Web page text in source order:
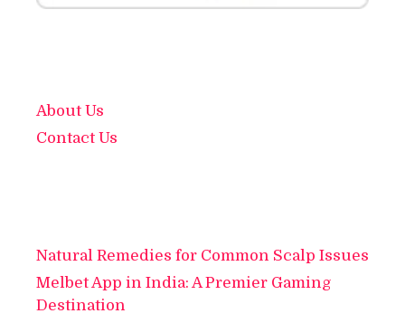
About Us
Contact Us
Natural Remedies for Common Scalp Issues
Melbet App in India: A Premier Gaming
Destination